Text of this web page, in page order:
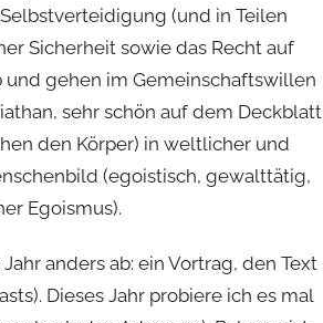
(und in Teilen
Sicherheit sowie das Recht auf
und gehen im Gemeinschaftswillen
sehr schön auf dem Deckblatt
den Körper) in weltlicher und
(egoistisch, gewalttätig,
Egoismus).
anders ab: ein Vortrag, den Text
Dieses Jahr probiere ich es mal